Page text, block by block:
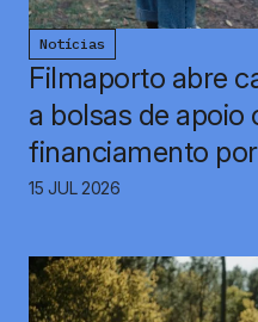
Notícias
Filmaporto abre
a bolsas de
financiamento
15 JUL 2026